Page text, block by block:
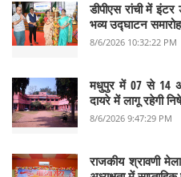
डीपीएस रांची में इंटर
भव्य उद्घाटन
8/6/2026 10:32:22 PM
मधुपुर में 07 से 14
दायरे में लागू रहेगी
8/6/2026 9:47:29 PM
राजकीय श्रावणी